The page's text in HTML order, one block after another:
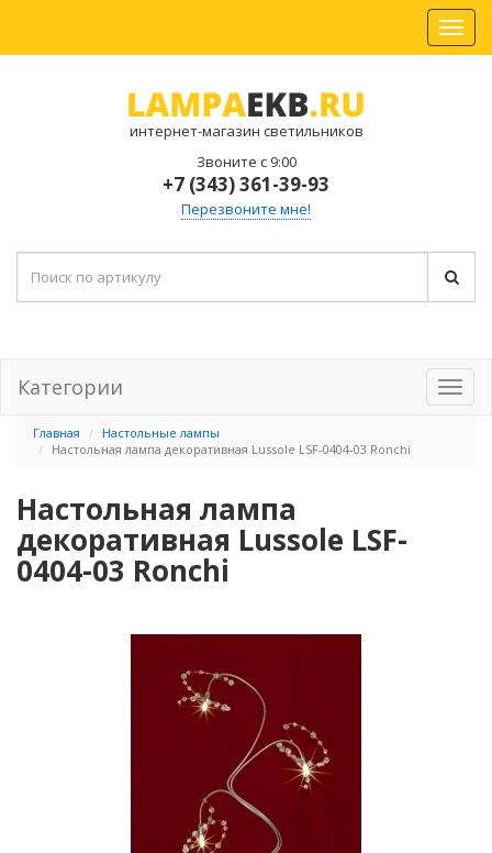
интернет-магазин светильников
Звоните с 9:00
+7 (343) 361-39-93
Перезвоните мне!
Категории
Главная
Настольные лампы
Настольная лампа декоративная Lussole LSF-0404-03 Ronchi
Настольная лампа
декоративная Lussole LSF-
0404-03 Ronchi